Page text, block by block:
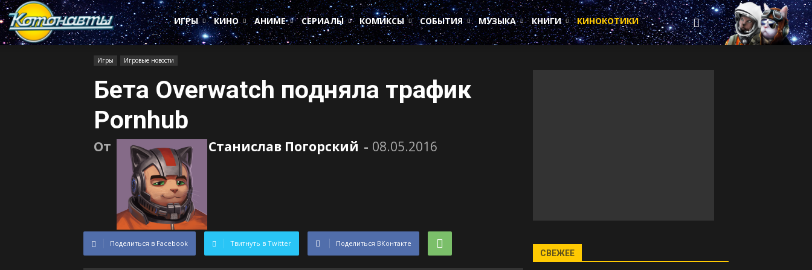
Котонавты
ИГРЫ
КИНО АНИМЕ СЕРИАЛЫ КОМИКСЫ СОБЫТИЯ МУЗЫКА КНИГИ КИНОКОТИКИ
Игры Игровые новости
Бета Overwatch подняла трафик
Pornhub
От Станислав Погорский - 08.05.2016
Поделиться в Facebook Твитнуть в Twitter Поделиться ВКонтакте
СВЕЖЕЕ